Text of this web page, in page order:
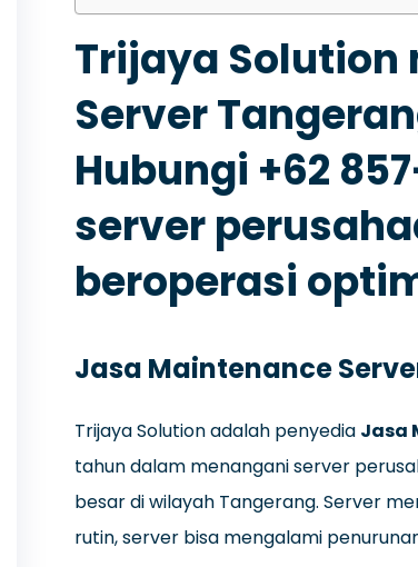
Trijaya
Server
Hubungi +62
server
beroperasi
Jasa Maintenance
Trijaya Solution adalah penyedia Jasa
tahun dalam menangani server
besar di wilayah Tangerang. Server
rutin, server bisa mengalami